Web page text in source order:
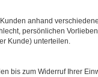
anhand
persönlichen
Kunde) unterteilen.
bis zum Widerruf Ihrer